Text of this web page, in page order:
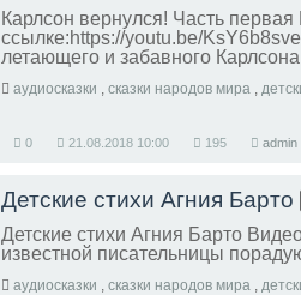
Карлсон вернулся! Часть
ссылке:https://youtu.be/
летающего и забавного
аудиосказки , сказки народов мира ,
0 21.08.2018 10:00 195 admin
Детские стихи Агния Барто
Детские стихи Агния Барто
известной писательницы
аудиосказки , сказки народов мира ,